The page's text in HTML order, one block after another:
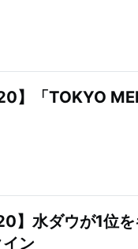
】「TOKYO
】水ダウが1位
ン